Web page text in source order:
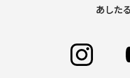
あした